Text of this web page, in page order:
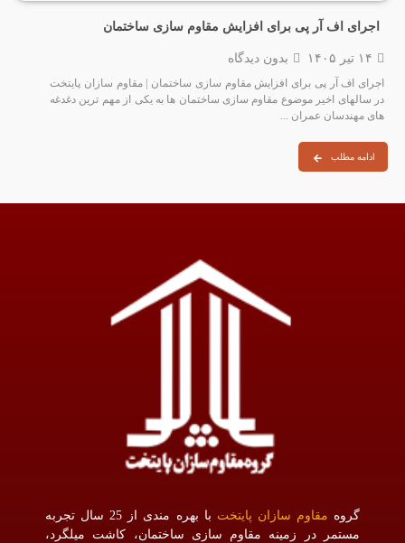
اجرای اف آر پی برای افزایش مقاوم سازی ساختمان
۱۴ تیر ۱۴۰۵ بدون دیدگاه
اجرای اف آر پی برای افزایش مقاوم سازی ساختمان | مقاوم سازان پایتخت
در سالهای اخیر موضوع مقاوم‌ سازی ساختمان‌ ها به یکی از مهم‌ ترین دغدغه‌
های مهندسان عمران ...
ادامه مطلب
گروه مقاوم سازان پایتخت
با بهره مندی از 25 سال تجربه
مستمر در زمینه مقاوم سازی ساختمان، کاشت میلگرد،